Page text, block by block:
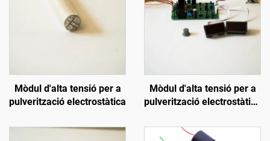
Mòdul d'alta tensió per a
pulverització electrostàtica
Mòdul d'alta tensió per a
pulverització electrostàtica